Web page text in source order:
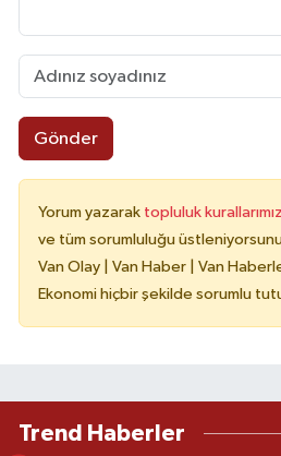
Gönder
Yorum yazarak topluluk
ve tüm sorumluluğu
Van Olay | Van Haber | Van
Ekonomi hiçbir şekilde sorumlu
Trend Haberler